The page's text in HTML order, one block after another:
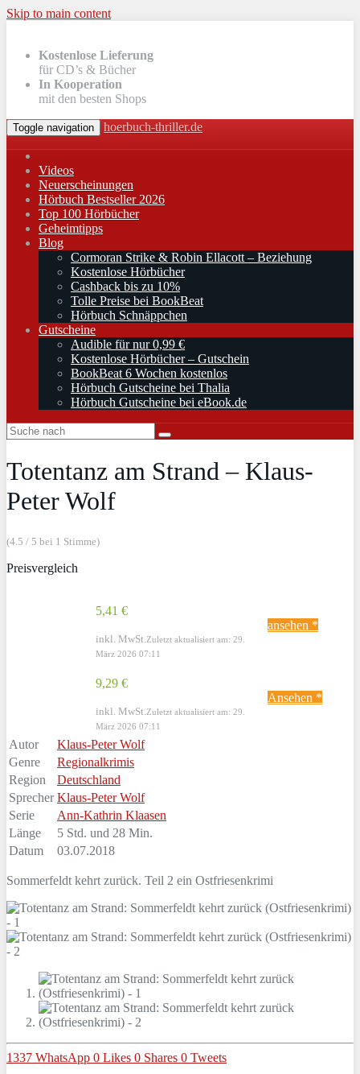
Skip to main content
Kostenlose Lieferung
für CD’s & Bücher
In Kooperation
mit den besten Shops
Toggle navigation hoerbuch-thriller.de
Videos
Neuerscheinungen
Hörbuch Bestseller 2026
Top 100 Hörbücher
Geheimtipps
Blog
Cormoran Strike & Robin Ellacott – Beziehung
Kostenlose Hörbücher
Cashback bis zu 10%
Tolle Preise bei BookBeat
Hörbuch Schnäppchen
Gutscheine
Audible für nur 0,99 €
Kostenlose Hörbücher – Gutschein
BookBeat 6 Wochen kostenlos
Hörbuch Gutscheine bei Thalia
Hörbuch Gutscheine bei eBook.de
Totentanz am Strand – Klaus-
Peter Wolf
(4.5 / 5 bei 1 Stimme)
Preisvergleich
5,41 €
inkl. MwSt. Zuletzt aktualisiert am: 29.
März 2026 07:11
ansehen *
9,29 €
inkl. MwSt. Zuletzt aktualisiert am: 29.
März 2026 07:11
Ansehen *
Autor
Klaus-Peter Wolf
Genre
Regionalkrimis
Region
Deutschland
Sprecher Klaus-Peter Wolf
Serie
Ann-Kathrin Klaasen
Länge
5 Std. und 28 Min.
Datum
03.07.2018
Sommerfeldt kehrt zurück. Teil 2 ein Ostfriesenkrimi
1337 WhatsApp 0 Likes 0 Shares 0 Tweets